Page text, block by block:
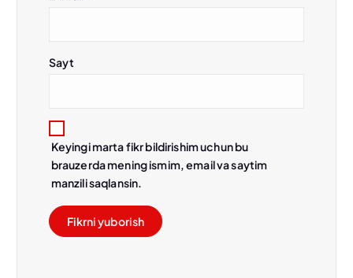
Sayt
Keyingi marta fikr bildirishim uchun bu
brauzerda mening ismim, email va saytim
manzili saqlansin.